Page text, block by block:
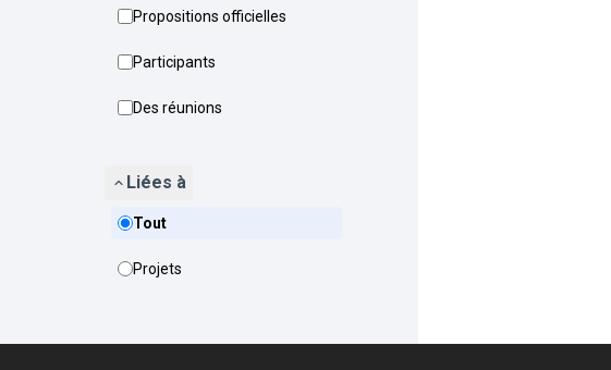
Propositions officielles
Participants
Des réunions
Liées à
Tout
Projets